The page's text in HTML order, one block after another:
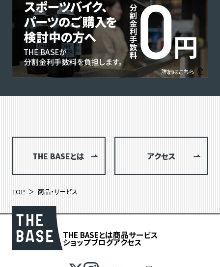
THE BASEとは アクセス
TOP 商品・サービス
THE BASEとは商品サービス
ショップブログアクセス